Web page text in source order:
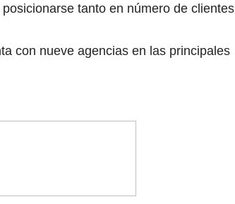
tanto en número de clientes
con nueve agencias en las principales